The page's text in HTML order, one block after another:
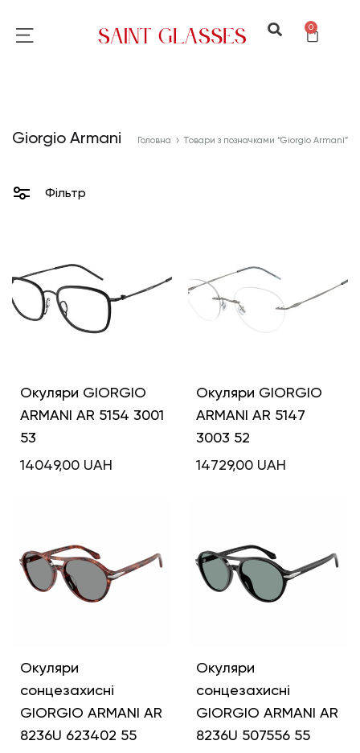
0
Giorgio Armani Головна Товари з позначками “Giorgio Armani”
Фільтр
Окуляри GIORGIO
ARMANI AR 5154 3001
53
14049,00 UAH
Окуляри GIORGIO
ARMANI AR 5147
3003 52
14729,00 UAH
Окуляри
сонцезахисні
GIORGIO ARMANI AR
8236U 623402 55
Окуляри
сонцезахисні
GIORGIO ARMANI AR
8236U 507556 55